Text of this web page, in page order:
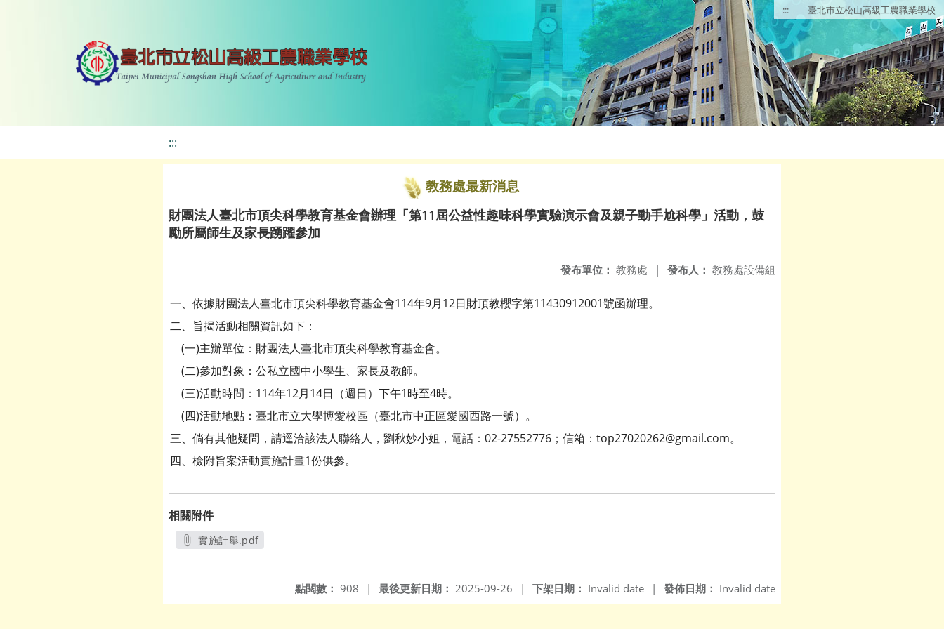
::: 臺北市立松山高級工農職業學校
:::
教務處最新消息
財團法人臺北市頂尖科學教育基金會辦理「第11屆公益性趣味科學實驗演示會及親子動手尬科學」活動，鼓
勵所屬師生及家長踴躍參加
發布人： 教務處設備組
發布單位： 教務處 |
一、依據財團法人臺北市頂尖科學教育基金會114年9月12日財頂教櫻字第11430912001號函辦理。
二、旨揭活動相關資訊如下：
(一)主辦單位：財團法人臺北市頂尖科學教育基金會。
(二)參加對象：公私立國中小學生、家長及教師。
(三)活動時間：114年12月14日（週日）下午1時至4時。
(四)活動地點：臺北市立大學博愛校區（臺北市中正區愛國西路一號）。
三、倘有其他疑問，請逕洽該法人聯絡人，劉秋妙小姐，電話：02-27552776；信箱：top27020262@gmail.com。
四、檢附旨案活動實施計畫1份供參。
相關附件
實施計舉.pdf
發佈日期： Invalid date
下架日期： Invalid date |
最後更新日期： 2025-09-26 |
點閱數： 908 |